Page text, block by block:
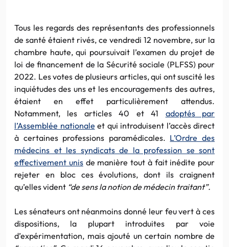
Tous les regards des représentants des professionnels
de santé étaient rivés, ce vendredi 12 novembre, sur la
chambre haute, qui poursuivait l’examen du projet de
loi de financement de la Sécurité sociale (PLFSS) pour
2022. Les votes de plusieurs articles, qui ont suscité les
inquiétudes des uns et les encouragements des autres,
étaient en effet particulièrement attendus.
Notamment, les articles 40 et 41 adoptés par
l’Assemblée nationale et qui introduisent l’accès direct
à certaines professions paramédicales. L’Ordre des
médecins et les syndicats de la profession se sont
effectivement unisde manière tout à fait inédite pour
rejeter en bloc ces évolutions, dont ils craignent
qu’elles vident “de sens la notion de médecin traitant”.
Les sénateurs ont néanmoins donné leur feu vert à ces
dispositions, la plupart introduites par voie
d’expérimentation, mais ajouté un certain nombre de